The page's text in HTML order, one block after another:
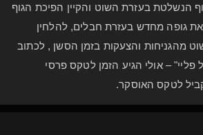
הנשלטת בעזרת השוט והקיין הפיכת הגוף
גופה מחדש בעזרת חבלים, להלחין
מהגניחות והצעקות בזמן הסשן , לכתוב
פליי" – אולי הגיע הזמן לטקס פרסי
לטקס האוסקר.